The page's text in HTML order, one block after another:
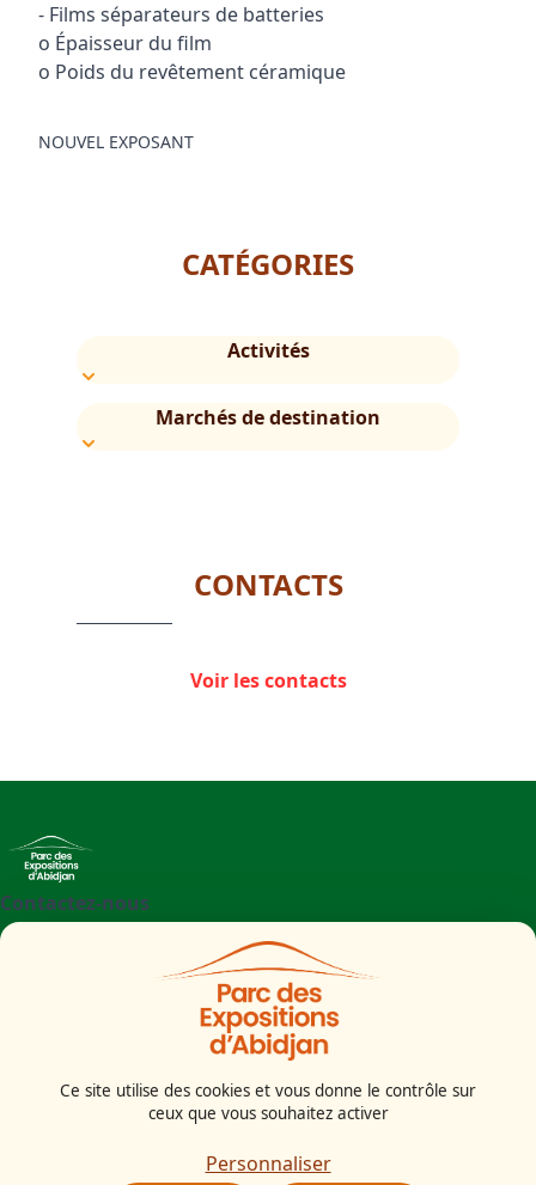
- Films séparateurs de batteries
o Épaisseur du film
o Poids du revêtement céramique
NOUVEL EXPOSANT
CATÉGORIES
Activités
Marchés de destination
CONTACTS
Voir les contacts
Contactez-nous
Parc des Expositions d'Abidjan - Boulevard de l'aéroport
Ce site utilise des cookies et vous donne le contrôle sur
ceux que vous souhaitez activer
Personnaliser